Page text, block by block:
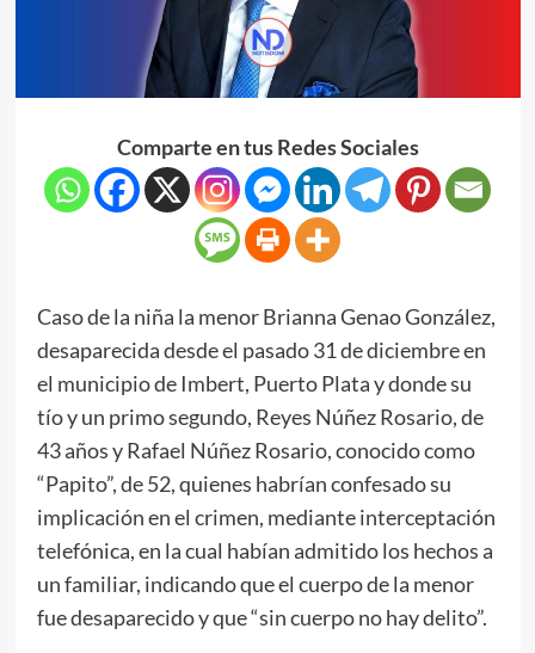
Comparte en tus Redes Sociales
Caso de la niña la menor Brianna Genao González,
desaparecida desde el pasado 31 de diciembre en
el municipio de Imbert, Puerto Plata y donde su
tío y un primo segundo, Reyes Núñez Rosario, de
43 años y Rafael Núñez Rosario, conocido como
“Papito”, de 52, quienes habrían confesado su
implicación en el crimen, mediante interceptación
telefónica, en la cual habían admitido los hechos a
un familiar, indicando que el cuerpo de la menor
fue desaparecido y que “sin cuerpo no hay delito”.